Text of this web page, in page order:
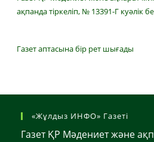
ақпанда тіркеліп, № 13391-Г куәлік
Газет аптасына бір рет шығады
«Жұлдыз ИНФО» Газеті
Газет ҚР Мәдениет және